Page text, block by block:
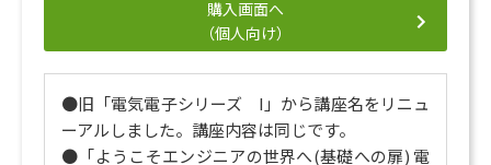
購入画面へ
（個人向け）
●旧「電気電子シリーズ I」から講座名をリニュ
ーアルしました。講座内容は同じです。
●「ようこそエンジニアの世界へ(基礎への扉) 電